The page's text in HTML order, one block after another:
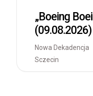
„Boeing
(09.08.2026)
Nowa Dekadencja
Sczecin